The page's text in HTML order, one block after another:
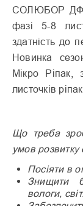
СОЛЮБОР ДФ
фазі 5-8
здатність до
Новинка
Мікро Ріпак,
листочків
Що треба
умов розвитку
Посіяти в
Знищити
вологи,